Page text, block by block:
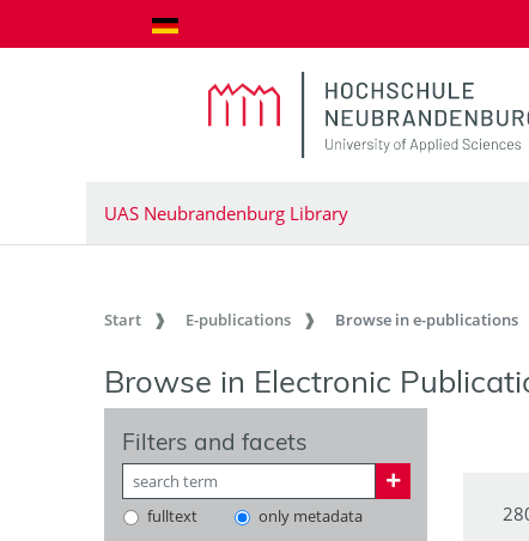
UAS Neubrandenburg Library
Start E-publications Browse in e-publications
Browse in Electronic
Filters and facets
fulltext
only metadata